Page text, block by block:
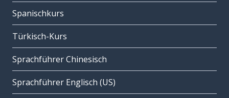
Spanischkurs
Türkisch-Kurs
Sprachführer Chinesisch
Sprachführer Englisch (US)